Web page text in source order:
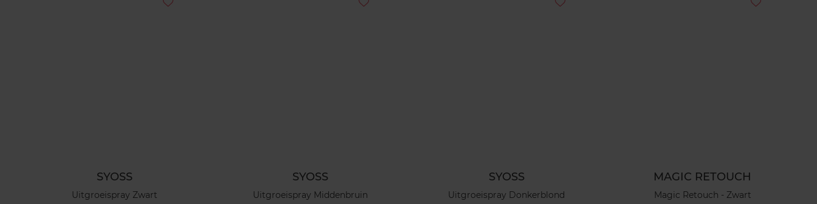
SYOSS
Uitgroeispray Zwart
SYOSS
Uitgroeispray Middenbruin
SYOSS
Uitgroeispray Donkerblond
MAGIC RETOUCH
Magic Retouch - Zwart